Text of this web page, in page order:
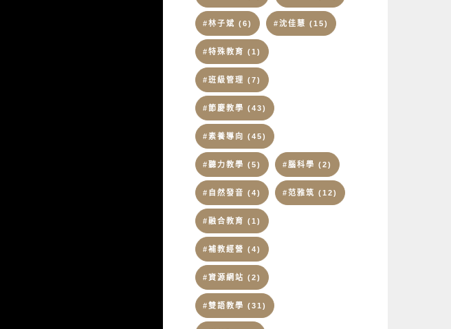
#林子斌 (6) #沈佳慧 (15)
#特殊教育 (1)
#班級管理 (7)
#節慶教學 (43)
#素養導向 (45)
#聽力教學 (5) #腦科學 (2)
#自然發音 (4) #范雅筑 (12)
#融合教育 (1)
#補教經營 (4)
#資源網站 (2)
#雙語教學 (31)